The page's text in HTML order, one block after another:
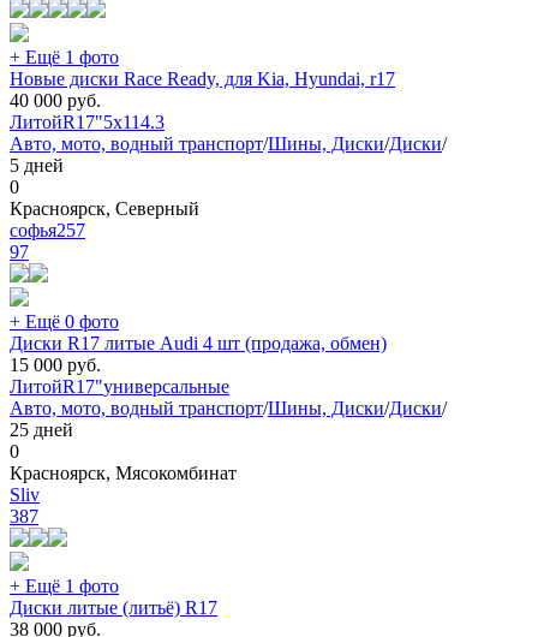
+ Ещё 1 фото
Новые диски Race Ready, для Kia, Hyundai, r17
40 000 руб.
ЛитойR17"5x114.3
Авто, мото, водный транспорт/Шины, Диски/Диски/
5 дней
0
Красноярск, Северный
софья257
97
+ Ещё 0 фото
Диски R17 литые Audi 4 шт (продажа, обмен)
15 000 руб.
ЛитойR17"универсальные
Авто, мото, водный транспорт/Шины, Диски/Диски/
25 дней
0
Красноярск, Мясокомбинат
Sliv
387
+ Ещё 1 фото
Диски литые (литьё) R17
38 000 руб.